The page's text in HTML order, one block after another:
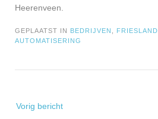
Heerenveen.
GEPLAATST IN BEDRIJVEN FRIESLAND
AUTOMATISERING
navigatie
Vorig bericht